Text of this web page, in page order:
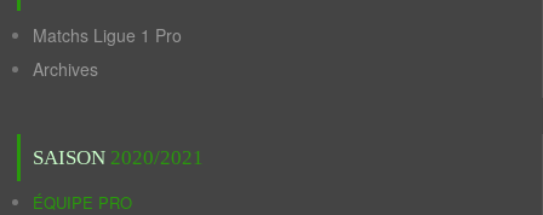
Matchs Ligue 1 Pro
Archives
SAISON 2020/2021
ÉQUIPE PRO